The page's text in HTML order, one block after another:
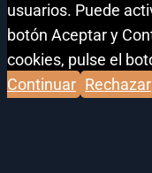
usuarios. Puede
botón Aceptar y
cookies, pulse el
Continuar Rechazar